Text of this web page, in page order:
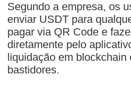
Segundo a empresa, os
enviar USDT para
pagar via QR Code e
diretamente pelo
liquidação em blockchain
bastidores.